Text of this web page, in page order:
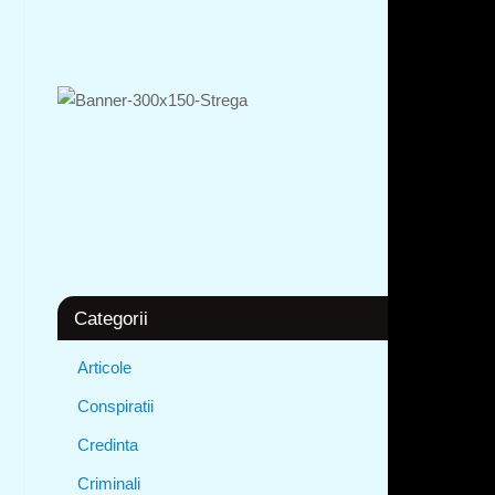
Categorii
Articole
Conspiratii
Credinta
Criminali